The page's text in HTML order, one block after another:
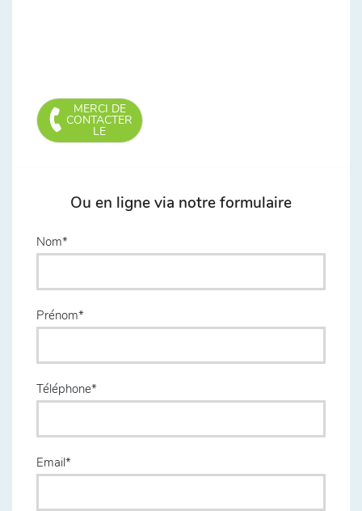
MERCI DE
CONTACTER
LE
Ou en ligne via notre formulaire
Nom
Prénom
Téléphone
Email